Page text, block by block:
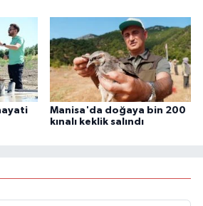
Manisa'da doğaya bin 200
kınalı keklik salındı